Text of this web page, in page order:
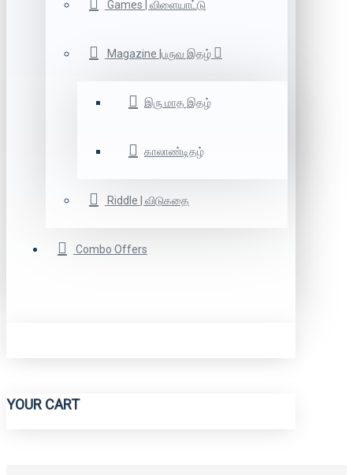
Games | விளையாட்டு
Magazine |பருவ இதழ்
இரு மாத இதழ்
காலாண்டிதழ்
Riddle | விடுகதை
Combo Offers
YOUR CART